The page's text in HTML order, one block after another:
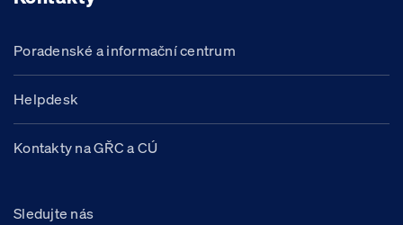
Poradenské a informační centrum
Helpdesk
Kontakty na GŘC a CÚ
Sledujte nás